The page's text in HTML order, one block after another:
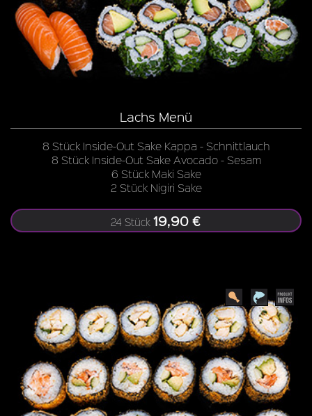
Lachs Menü
8 Stück Inside-Out Sake Kappa - Schnittlauch
8 Stück Inside-Out Sake Avocado - Sesam
6 Stück Maki Sake
2 Stück Nigiri Sake
24 Stück 19,90 €